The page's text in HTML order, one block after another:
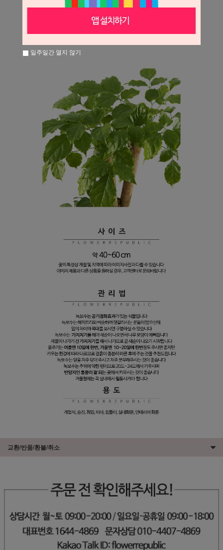
교환/반품/환불/취소
일주일간 열지 않기